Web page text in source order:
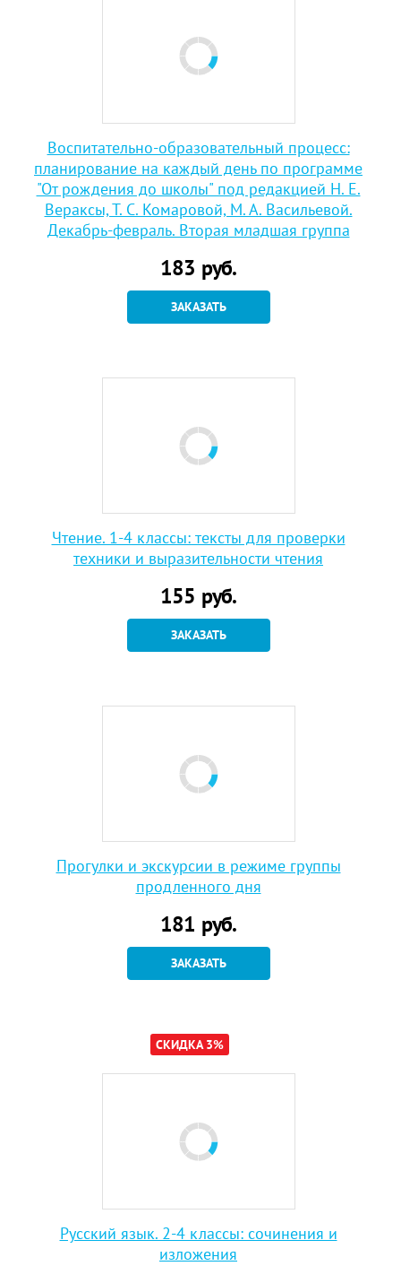
Воспитательно-образовательный процесс:
планирование на каждый день по программе
"От рождения до школы" под редакцией Н. Е.
Вераксы, Т. С. Комаровой, М. А. Васильевой.
Декабрь-февраль. Вторая младшая группа
183 руб.
ЗАКАЗАТЬ
Чтение. 1-4 классы: тексты для проверки
техники и выразительности чтения
155 руб.
ЗАКАЗАТЬ
Прогулки и экскурсии в режиме группы
продленного дня
181 руб.
ЗАКАЗАТЬ
СКИДКА 3%
Русский язык. 2-4 классы: сочинения и
изложения